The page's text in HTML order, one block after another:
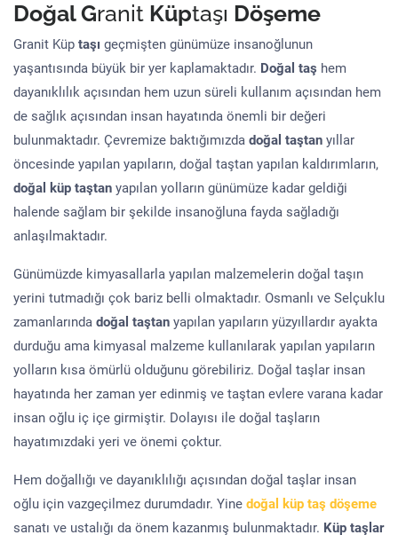
Doğal Granit Küptaşı Döşeme
Granit Küp taşı geçmişten günümüze insanoğlunun
yaşantısında büyük bir yer kaplamaktadır. Doğal taş hem
dayanıklılık açısından hem uzun süreli kullanım açısından hem
de sağlık açısından insan hayatında önemli bir değeri
bulunmaktadır. Çevremize baktığımızda doğal taştan yıllar
öncesinde yapılan yapıların, doğal taştan yapılan kaldırımların,
doğal küp taştan yapılan yolların günümüze kadar geldiği
halende sağlam bir şekilde insanoğluna fayda sağladığı
anlaşılmaktadır.
Günümüzde kimyasallarla yapılan malzemelerin doğal taşın
yerini tutmadığı çok bariz belli olmaktadır. Osmanlı ve Selçuklu
zamanlarında doğal taştan yapılan yapıların yüzyıllardır ayakta
durduğu ama kimyasal malzeme kullanılarak yapılan yapıların
yolların kısa ömürlü olduğunu görebiliriz. Doğal taşlar insan
hayatında her zaman yer edinmiş ve taştan evlere varana kadar
insan oğlu iç içe girmiştir. Dolayısı ile doğal taşların
hayatımızdaki yeri ve önemi çoktur.
Hem doğallığı ve dayanıklılığı açısından doğal taşlar insan
oğlu için vazgeçilmez durumdadır. Yine doğal küp taş döşeme
sanatı ve ustalığı da önem kazanmış bulunmaktadır. Küp taşlar